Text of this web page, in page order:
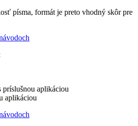
písma, formát je preto vhodný skôr pre
príslušnou aplikáciou
aplikáciou